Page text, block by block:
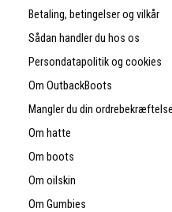
Betaling, betingelser og vilkår
Sådan handler du hos os
Persondatapolitik og cookies
Om OutbackBoots
Mangler du din
Om hatte
Om boots
Om oilskin
Om Gumbies